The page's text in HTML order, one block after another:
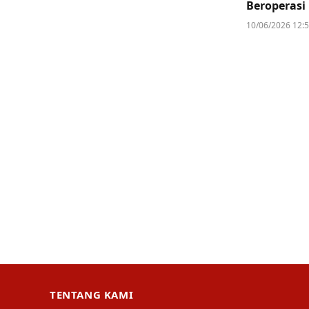
Beroperasi
10/06/2026
TENTANG KAMI